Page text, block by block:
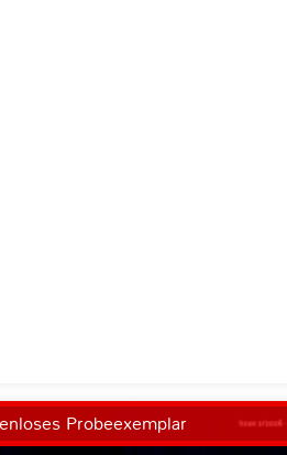
Probeexemplar